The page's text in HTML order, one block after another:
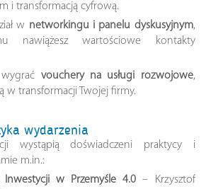
i transformacją cyfrową.
w networkingu i panelu dyskusyjnym,
nawiążesz wartościowe kontakty
vouchery na usługi rozwojowe,
w transformacji Twojej firmy.
wydarzenia
wystąpią doświadczeni praktycy i
m.in.:
Inwestycji w Przemyśle 4.0 – Krzysztof